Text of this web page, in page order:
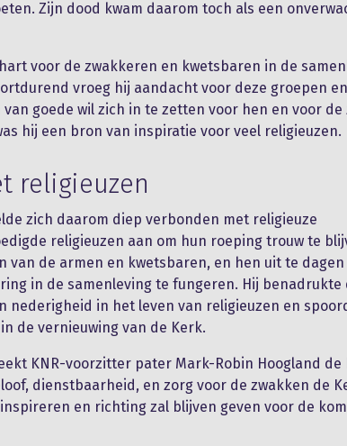
Zijn dood kwam daarom toch als een
voor de zwakkeren en kwetsbaren in de
vroeg hij aandacht voor deze groepen
goede wil zich in te zetten voor hen en voor de
hij een bron van inspiratie voor veel religieuzen.
religieuzen
zich daarom diep verbonden met religieuze
religieuzen aan om hun roeping trouw te
van de armen en kwetsbaren, en hen uit te dagen
in de samenleving te fungeren. Hij benadrukte
nederigheid in het leven van religieuzen en
de vernieuwing van de Kerk.
KNR-voorzitter pater Mark-Robin Hoogland de
dienstbaarheid, en zorg voor de zwakken de
en richting zal blijven geven voor de